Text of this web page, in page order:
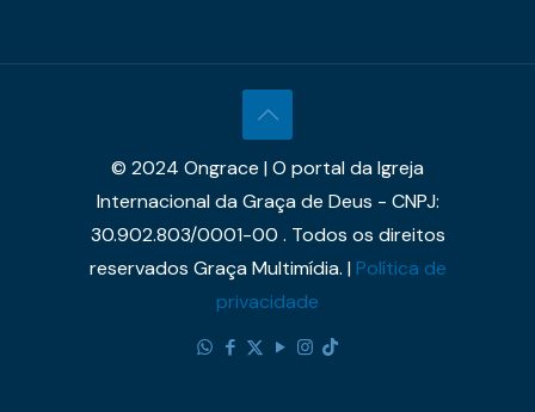
© 2024 Ongrace | O portal da Igreja
Internacional da Graça de Deus - CNPJ:
30.902.803/0001-00 . Todos os direitos
reservados Graça Multimídia. |Política de
privacidade